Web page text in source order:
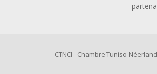
CTNCI - Chambre Tuniso-